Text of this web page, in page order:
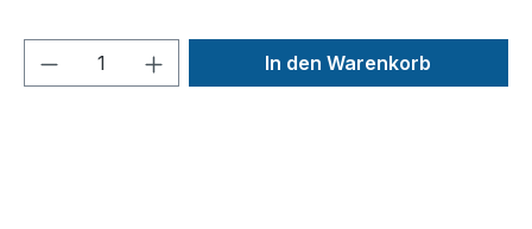
Produkt Anzahl: Gib denIn den Warenkorb